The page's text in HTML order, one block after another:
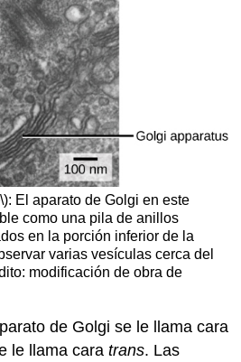
: El aparato de Golgi en este
como una pila de anillos
en la porción inferior de la
varias vesículas cerca del
modificación de obra de
de Golgi se le llama cara
le llama caratrans. Las